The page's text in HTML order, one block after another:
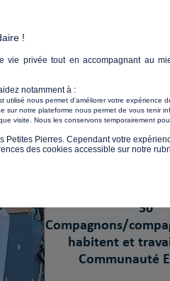
L'ACCUEIL
Espace
neuf et une
chambre
50
Compagnons/
habitent et
Communauté
!
vie privée tout en accompagnant au
notamment à :
utilisé nous permet d'améliorer votre expérience
sur notre plateforme nous permet de vous tenir
visite. Nous les conservons temporairement
Pierres. Cependant votre
des cookies accessible sur notre